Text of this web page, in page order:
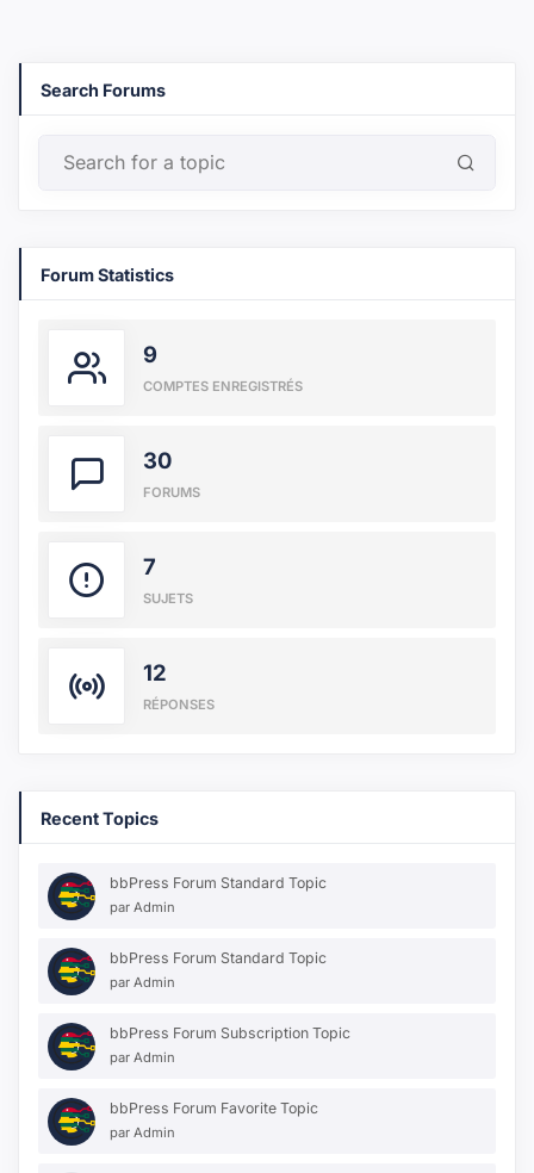
Search Forums
Forum Statistics
9
COMPTES ENREGISTRÉS
30
FORUMS
7
SUJETS
12
RÉPONSES
Recent Topics
bbPress Forum Standard Topic
par Admin
bbPress Forum Standard Topic
par Admin
bbPress Forum Subscription Topic
par Admin
bbPress Forum Favorite Topic
par Admin